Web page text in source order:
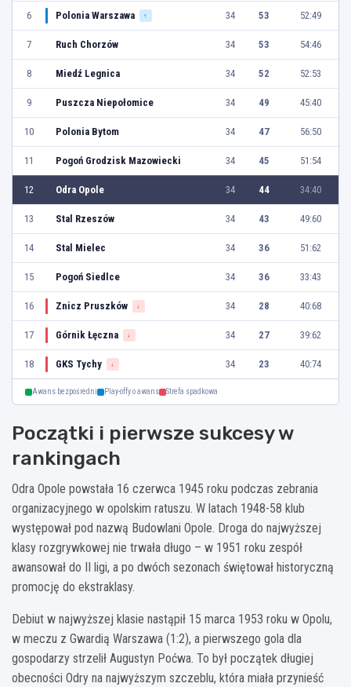
6 Polonia Warszawa ↑ 34 53 52:49
7 Ruch Chorzów 34 53 54:46
8 Miedź Legnica 34 52 52:53
9 Puszcza Niepołomice 34 49 45:40
10 Polonia Bytom 34 47 56:50
11 Pogoń Grodzisk Mazowiecki 34 45 51:54
12 Odra Opole 34 44 34:40
13 Stal Rzeszów 34 43 49:60
14 Stal Mielec 34 36 51:62
15 Pogoń Siedlce 34 36 33:43
16 Znicz Pruszków ↓ 34 28 40:68
17 Górnik Łęczna ↓ 34 27 39:62
18 GKS Tychy ↓ 34 23 40:74
Awans bezpośredni Play-offy o awans Strefa spadkowa
Początki i pierwsze sukcesy w
rankingach
Odra Opole powstała 16 czerwca 1945 roku podczas zebrania
organizacyjnego w opolskim ratuszu. W latach 1948-58 klub
występował pod nazwą Budowlani Opole. Droga do najwyższej
klasy rozgrywkowej nie trwała długo – w 1951 roku zespół
awansował do II ligi, a po dwóch sezonach świętował historyczną
promocję do ekstraklasy.
Debiut w najwyższej klasie nastąpił 15 marca 1953 roku w Opolu,
w meczu z Gwardią Warszawa (1:2), a pierwszego gola dla
gospodarzy strzelił Augustyn Poćwa. To był początek długiej
obecności Odry na najwyższym szczeblu, która miała przynieść